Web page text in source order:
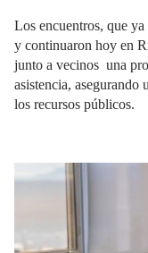
Los encuentros, que
y continuaron hoy en
junto a vecinos una
asistencia, asegurando
los recursos públicos.